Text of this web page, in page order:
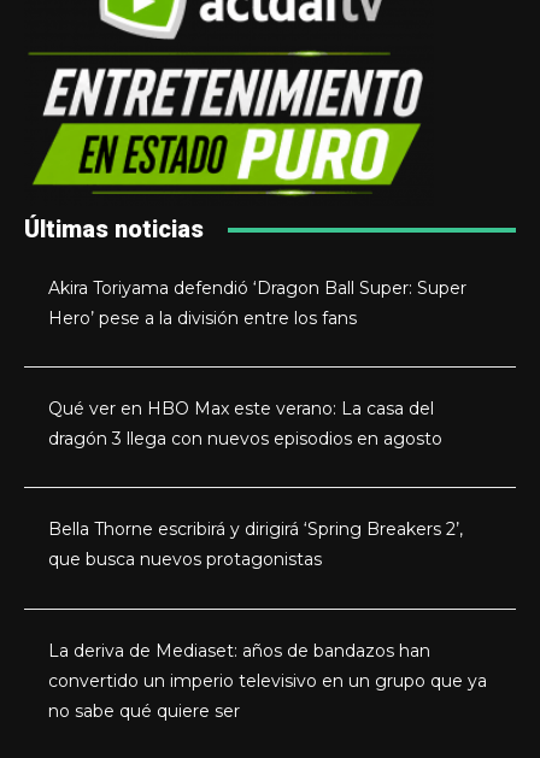
Últimas noticias
Akira Toriyama defendió ‘Dragon Ball Super: Super
Hero’ pese a la división entre los fans
Qué ver en HBO Max este verano: La casa del
dragón 3 llega con nuevos episodios en agosto
Bella Thorne escribirá y dirigirá ‘Spring Breakers 2’,
que busca nuevos protagonistas
La deriva de Mediaset: años de bandazos han
convertido un imperio televisivo en un grupo que ya
no sabe qué quiere ser